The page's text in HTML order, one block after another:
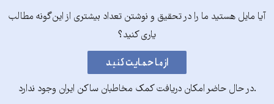
آیا مایل هستید ما را در تحقیق و نوشتن تعداد بیشتری از این‌گونه مطالب
یاری کنید؟
.در حال حاضر امکان دریافت کمک مخاطبان ساکن ایران وجود ندارد